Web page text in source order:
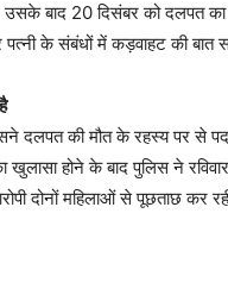
बाद 20 दिसंबर को दलपत
के संबंधों में कड़वाहट की बात
की मौत के रहस्य पर से पर्दा
होने के बाद पुलिस ने
दोनों महिलाओं से पूछताछ कर